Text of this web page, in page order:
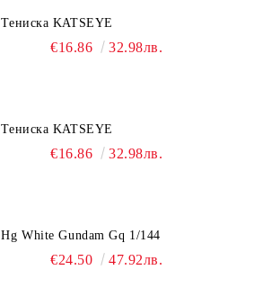
Тениска KATSEYE
€16.86 32.98лв.
Тениска KATSEYE
€16.86 32.98лв.
Hg White Gundam Gq 1/144
€24.50 47.92лв.